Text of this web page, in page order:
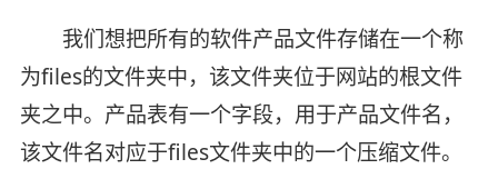
我们想把所有的软件产品文件存储在一个称
为files的文件夹中，该文件夹位于网站的根文件
夹之中。产品表有一个字段，用于产品文件名，
该文件名对应于files文件夹中的一个压缩文件。